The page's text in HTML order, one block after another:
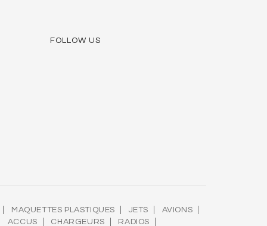
FOLLOW US
MAQUETTES PLASTIQUES JETS
AVIONS
ACCUS CHARGEURS RADIOS